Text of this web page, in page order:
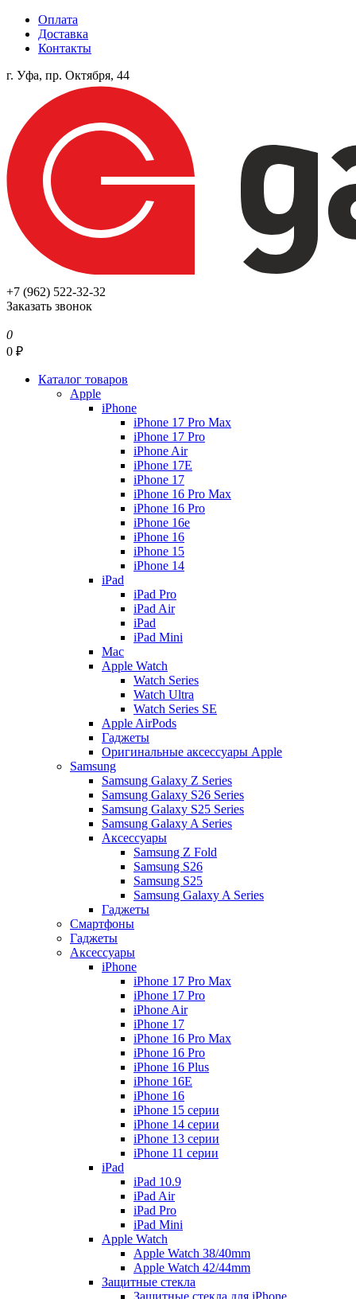
Оплата
Доставка
Контакты
г. Уфа, пр. Октября, 44
+7 (962) 522-32-32
Заказать звонок
0
0 ₽
Каталог товаров
Apple
iPhone
iPhone 17 Pro Max
iPhone 17 Pro
iPhone Air
iPhone 17E
iPhone 17
iPhone 16 Pro Max
iPhone 16 Pro
iPhone 16e
iPhone 16
iPhone 15
iPhone 14
iPad
iPad Pro
iPad Air
iPad
iPad Mini
Mac
Apple Watch
Watch Series
Watch Ultra
Watch Series SE
Apple AirPods
Гаджеты
Оригинальные аксессуары Apple
Samsung
Samsung Galaxy Z Series
Samsung Galaxy S26 Series
Samsung Galaxy S25 Series
Samsung Galaxy A Series
Аксессуары
Samsung Z Fold
Samsung S26
Samsung S25
Samsung Galaxy A Series
Гаджеты
Смартфоны
Гаджеты
Аксессуары
iPhone
iPhone 17 Pro Max
iPhone 17 Pro
iPhone Air
iPhone 17
iPhone 16 Pro Max
iPhone 16 Pro
iPhone 16 Plus
iPhone 16E
iPhone 16
iPhone 15 серии
iPhone 14 серии
iPhone 13 серии
iPhone 11 серии
iPad
iPad 10.9
iPad Air
iPad Pro
iPad Mini
Apple Watch
Apple Watch 38/40mm
Apple Watch 42/44mm
Защитные стекла
Защитные стекла для iPhone